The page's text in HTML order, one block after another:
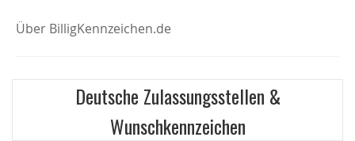
Über BilligKennzeichen.de
Deutsche Zulassungsstellen &
Wunschkennzeichen